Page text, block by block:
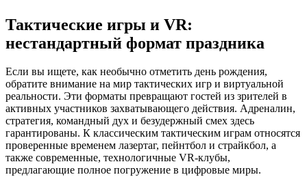
Тактические игры и VR:
нестандартный формат праздника
Если вы ищете, как необычно отметить день рождения,
обратите внимание на мир тактических игр и виртуальной
реальности. Эти форматы превращают гостей из зрителей в
активных участников захватывающего действия. Адреналин,
стратегия, командный дух и безудержный смех здесь
гарантированы. К классическим тактическим играм относятся
проверенные временем лазертаг, пейнтбол и страйкбол, а
также современные, технологичные VR-клубы,
предлагающие полное погружение в цифровые миры.